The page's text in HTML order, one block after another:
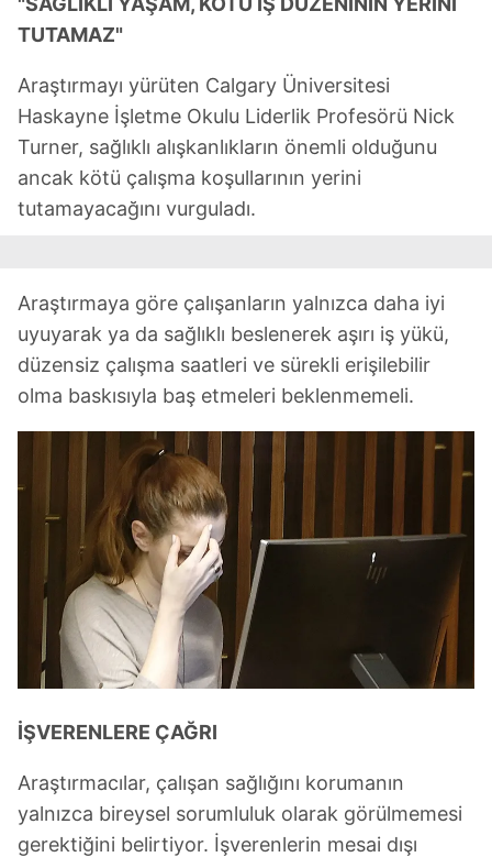
hazırlanmış Aydınlatma Metnimizi okumak ve sitemizde
ilgili mevzuata uygun olarak kullanılan çerezlerle ilgili bilgi
TUTAMAZ"
Araştırmayı yürüten Calgary Üniversitesi
Haskayne İşletme Okulu Liderlik Profesörü Nick
Turner, sağlıklı alışkanlıkların önemli olduğunu
ancak kötü çalışma koşullarının yerini
tutamayacağını vurguladı.
Araştırmaya göre çalışanların yalnızca daha iyi
uyuyarak ya da sağlıklı beslenerek aşırı iş yükü,
düzensiz çalışma saatleri ve sürekli erişilebilir
olma baskısıyla baş etmeleri beklenmemeli.
İŞVERENLERE ÇAĞRI
Araştırmacılar, çalışan sağlığını korumanın
yalnızca bireysel sorumluluk olarak görülmemesi
gerektiğini belirtiyor. İşverenlerin mesai dışı